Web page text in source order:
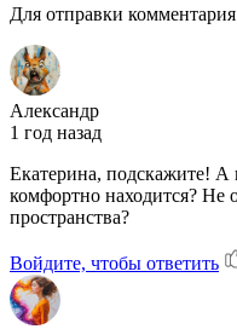
Для отправки
Александр
1 год назад
Екатерина, подскажите! А
комфортно находится? Не
пространства?
Войдите, чтобы ответить